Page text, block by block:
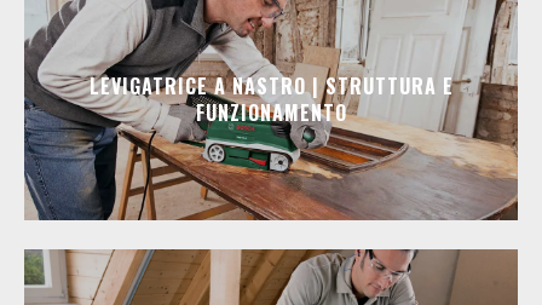
LEVIGATRICE A NASTRO | STRUTTURA E
FUNZIONAMENTO